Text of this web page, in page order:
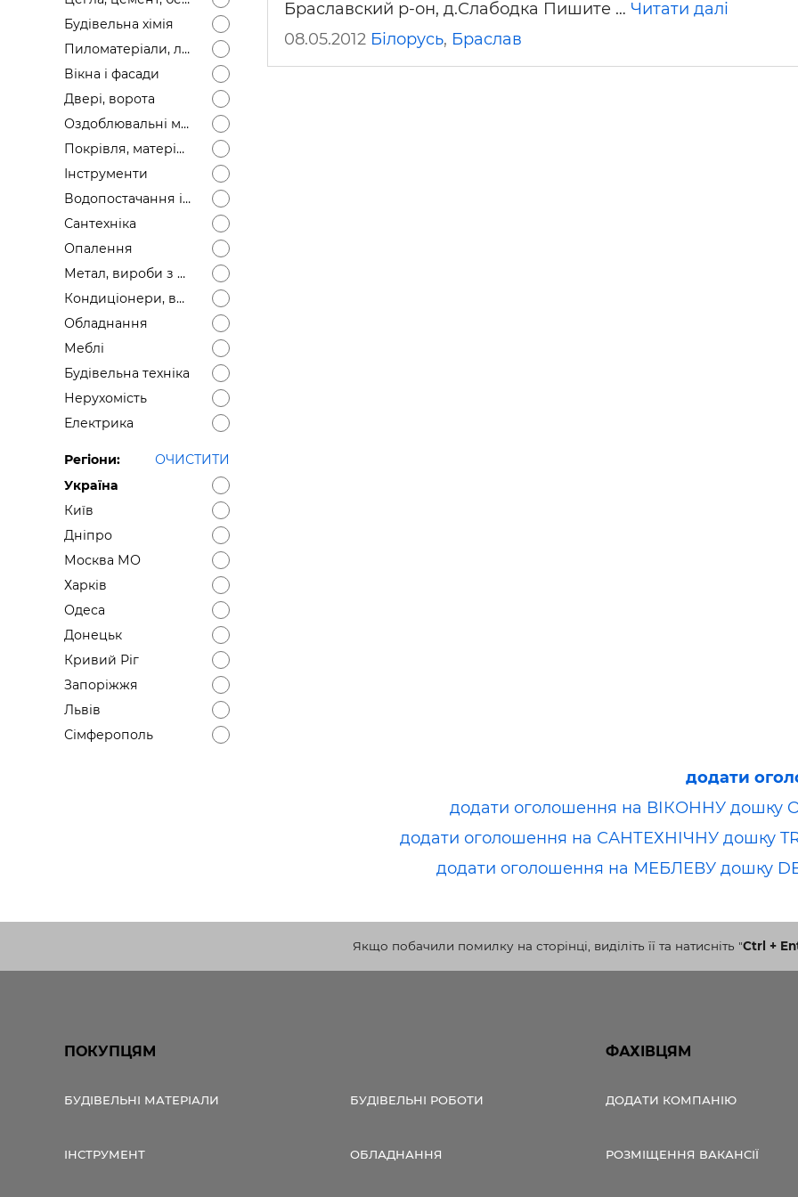
Будівельні і ремонтні послуги
Робота в
Будівельна хімія
Пиломатеріали, лісоматеріали
Вікна і фасади
Двері, ворота
Оздоблювальні матеріали
Покрівля, матеріали
Інструменти
Водопостачання і каналізація
Сантехніка
Опалення
Метал, вироби з металу
Кондиціонери, вентиляція
Обладнання
Меблі
Будівельна техніка
Нерухомість
Електрика
Регіони:
ОЧИСТИТИ
Україна
Київ
Дніпро
Москва МО
Харків
Одеса
Донецьк
Кривий Ріг
Запоріжжя
Львів
Сімферополь
Браславский р-он, д.Слабодка Пишите … Читати далі
08.05.2012 Білорусь, Браслав
додати
додати оголошення на ВІКОННУ дошку
додати оголошення на САНТЕХНІЧНУ дошку
додати оголошення на МЕБЛЕВУ дошку
Якщо побачили помилку на сторінці, виділіть її та натисніть "Ctrl +
ПОКУПЦЯМ
БУДІВЕЛЬНІ МАТЕРІАЛИ БУДІВЕЛЬНІ РОБОТИ
ІНСТРУМЕНТ ОБЛАДНАННЯ
ФАХІВЦЯМ
ДОДАТИ КОМПАНІЮ
РОЗМІЩЕННЯ ВАКАНСІЇ